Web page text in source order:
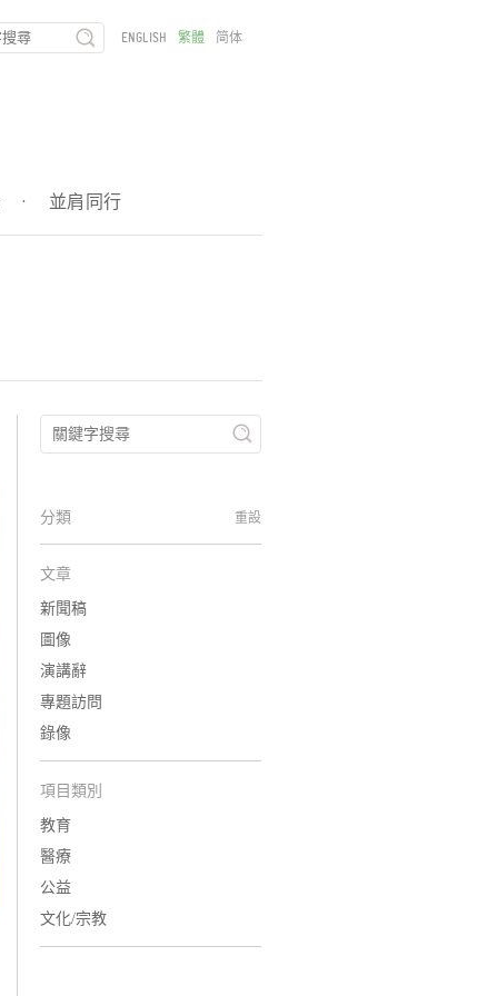
· 並肩同行
ENGLISH 繁體 简体
分類 重設
文章
新聞稿
圖像
演講辭
專題訪問
錄像
項目類別
教育
醫療
公益
文化/宗教